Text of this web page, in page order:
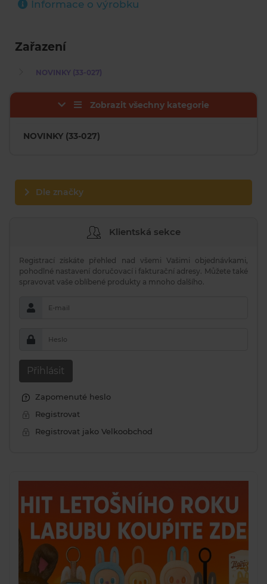
Informace o výrobku
Zařazení
NOVINKY (33-027)
Zobrazit všechny kategorie
NOVINKY (33-027)
Dle značky
Klientská sekce
Registrací získáte přehled nad všemi Vašimi objednávkami,
pohodlné nastavení doručovací i fakturační adresy. Můžete také
spravovat vaše oblíbené produkty a mnoho dalšího.
E-mail
Heslo
Přihlásit
Zapomenuté heslo
Registrovat
Registrovat jako Velkoobchod